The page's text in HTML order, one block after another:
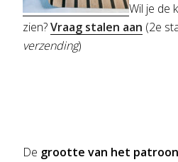
Wil je de
zien?Vraag stalen aan (2e
verzending)
De grootte van het patroon